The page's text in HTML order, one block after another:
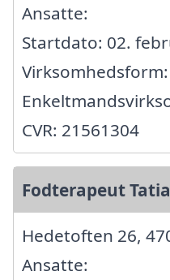
Ansatte:
Startdato: 02.
Virksomhedsform:
CVR: 21561304
Fodterapeut
Hedetoften 26,
Ansatte: